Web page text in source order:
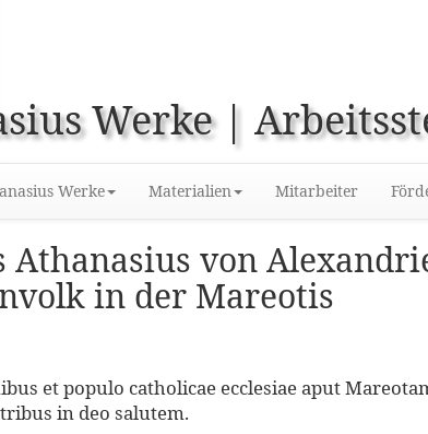
Werke |
Werke Materialien Mitarbeiter
Athanasius von
in der Mareotis
et populo catholicae ecclesiae aput
in deo salutem.